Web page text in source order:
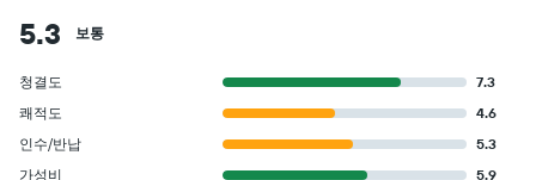
5.3 보통
청결도
7.3
쾌적도
4.6
인수/반납
5.3
가성비
5.9